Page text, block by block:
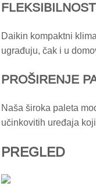
Daikin kompaktni
ugrađuju, čak i u
PROŠIRENJE
Naša široka paleta
učinkovitih uređaja
PREGLED